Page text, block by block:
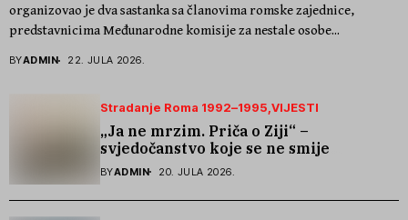
organizovao je dva sastanka sa članovima romske zajednice,
predstavnicima Međunarodne komisije za nestale osobe...
BYADMIN 22. JULA 2026.
Stradanje Roma 1992–1995 VIJESTI
„Ja ne mrzim. Priča o Ziji“ –
svjedočanstvo koje se ne smije
zaboraviti
BYADMIN 20. JULA 2026.